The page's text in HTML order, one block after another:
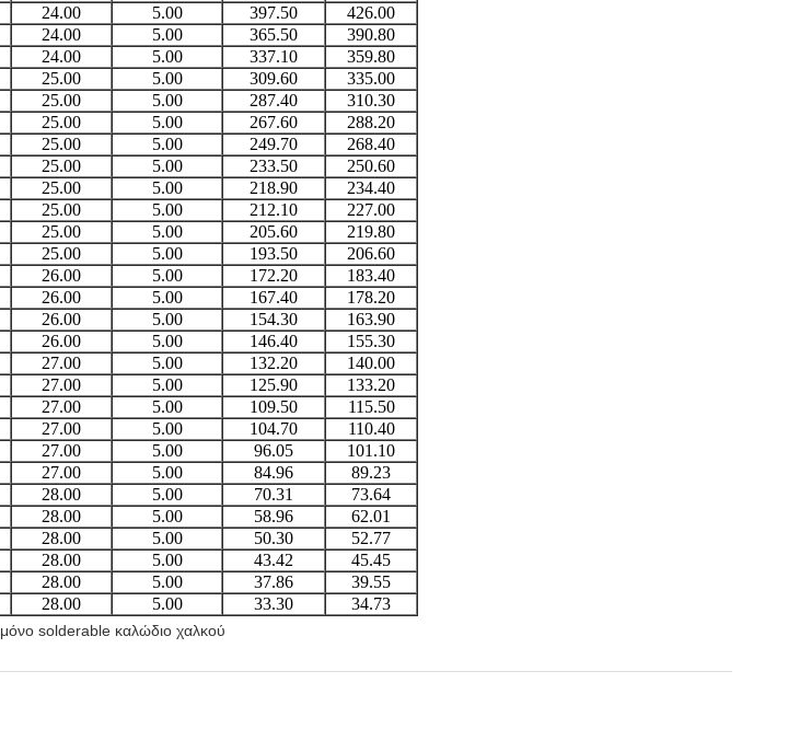
24.00 5.00 397.50
426.00
24.00 5.00 365.50
390.80
24.00 5.00 337.10
359.80
25.00 5.00 309.60
335.00
25.00 5.00 287.40
310.30
25.00 5.00 267.60
288.20
25.00 5.00 249.70
268.40
25.00 5.00 233.50
250.60
25.00 5.00 218.90
234.40
25.00 5.00 212.10
227.00
25.00 5.00 205.60
219.80
25.00 5.00 193.50
206.60
26.00 5.00 172.20
183.40
26.00 5.00 167.40
178.20
26.00 5.00 154.30
163.90
26.00 5.00 146.40
155.30
27.00 5.00 132.20
140.00
27.00 5.00 125.90
133.20
27.00 5.00 109.50
115.50
27.00 5.00 104.70
110.40
27.00 5.00 96.05
101.10
27.00 5.00 84.96
89.23
28.00 5.00 70.31
73.64
28.00 5.00 58.96
62.01
28.00 5.00 50.30
52.77
28.00 5.00 43.42
45.45
28.00 5.00 37.86
39.55
28.00 5.00 33.30
34.73
μόνο solderable καλώδιο χαλκού